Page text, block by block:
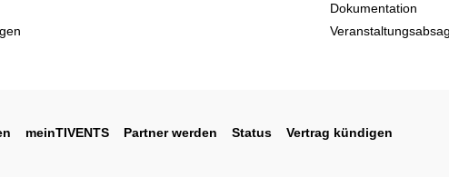
Dokumentation
meinTIVENTS Partner werden Status Vertrag kündigen